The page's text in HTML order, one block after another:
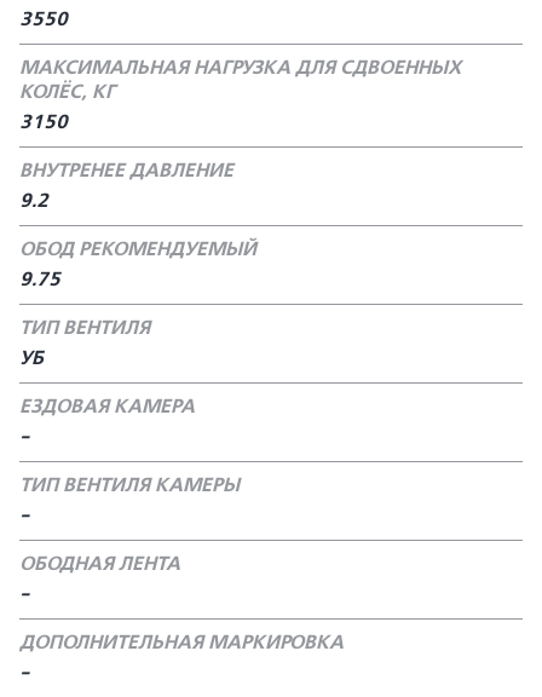
3550
МАКСИМАЛЬНАЯ НАГРУЗКА ДЛЯ СДВОЕННЫХ
КОЛЁС, КГ
3150
ВНУТРЕНЕЕ ДАВЛЕНИЕ
9.2
ОБОД РЕКОМЕНДУЕМЫЙ
9.75
ТИП ВЕНТИЛЯ
УБ
ЕЗДОВАЯ КАМЕРА
-
ТИП ВЕНТИЛЯ КАМЕРЫ
-
ОБОДНАЯ ЛЕНТА
-
ДОПОЛНИТЕЛЬНАЯ МАРКИРОВКА
-